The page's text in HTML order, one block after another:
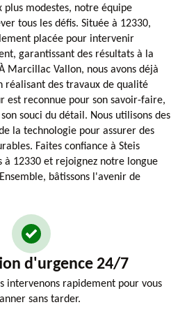
plus modestes, notre équipe
tous les défis. Située à 12330,
placée pour intervenir
garantissant des résultats à la
Marcillac Vallon, nous avons déjà
réalisant des travaux de qualité
est reconnue pour son savoir-faire,
souci du détail. Nous utilisons des
la technologie pour assurer des
Faites confiance à Steis
à 12330 et rejoignez notre longue
bâtissons l'avenir de
d'urgence 24/7
intervenons rapidement pour vous
sans tarder.